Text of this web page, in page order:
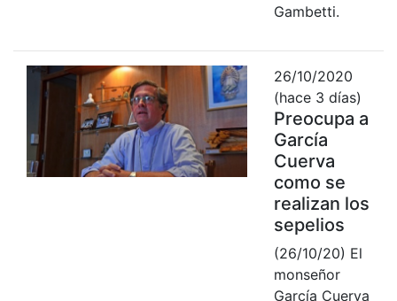
Gambetti.
26/10/2020
(hace 3 días)
Preocupa a
García
Cuerva
como se
realizan los
sepelios
(26/10/20) El
monseñor
García Cuerva